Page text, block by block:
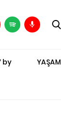
by YAŞAM